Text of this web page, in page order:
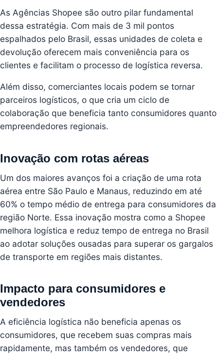
As Agências Shopee são outro pilar fundamental
dessa estratégia. Com mais de 3 mil pontos
espalhados pelo Brasil, essas unidades de coleta e
devolução oferecem mais conveniência para os
clientes e facilitam o processo de logística reversa.
Além disso, comerciantes locais podem se tornar
parceiros logísticos, o que cria um ciclo de
colaboração que beneficia tanto consumidores quanto
empreendedores regionais.
Inovação com rotas aéreas
Um dos maiores avanços foi a criação de uma rota
aérea entre São Paulo e Manaus, reduzindo em até
60% o tempo médio de entrega para consumidores da
região Norte. Essa inovação mostra como a Shopee
melhora logística e reduz tempo de entrega no Brasil
ao adotar soluções ousadas para superar os gargalos
de transporte em regiões mais distantes.
Impacto para consumidores e
vendedores
A eficiência logística não beneficia apenas os
consumidores, que recebem suas compras mais
rapidamente, mas também os vendedores, que